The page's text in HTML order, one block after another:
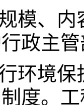
规模、
政主
环境
度。